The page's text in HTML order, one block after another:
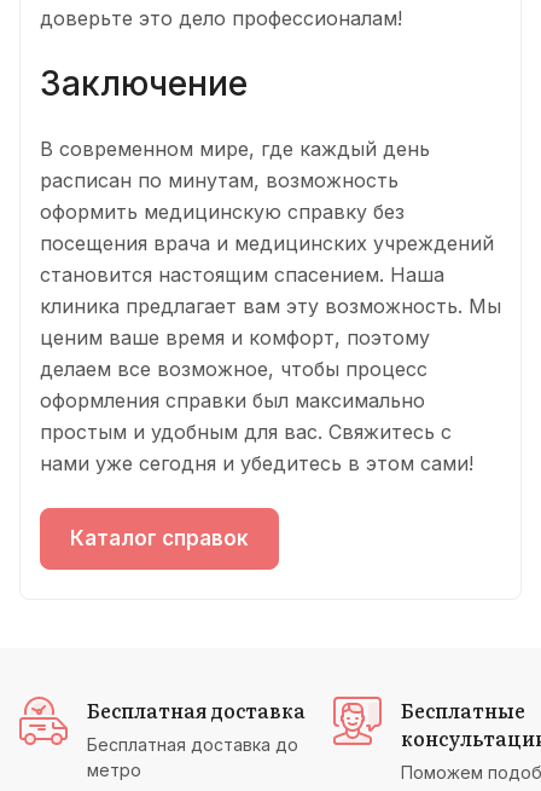
доверьте это дело профессионалам!
Заключение
В современном мире, где каждый день
расписан по минутам, возможность
оформить медицинскую справку без
посещения врача и медицинских учреждений
становится настоящим спасением. Наша
клиника предлагает вам эту возможность. Мы
ценим ваше время и комфорт, поэтому
делаем все возможное, чтобы процесс
оформления справки был максимально
простым и удобным для вас. Свяжитесь с
нами уже сегодня и убедитесь в этом сами!
Каталог справок
Бесплатная доставка
Бесплатная доставка до
метро
Бесплатные
Поможем